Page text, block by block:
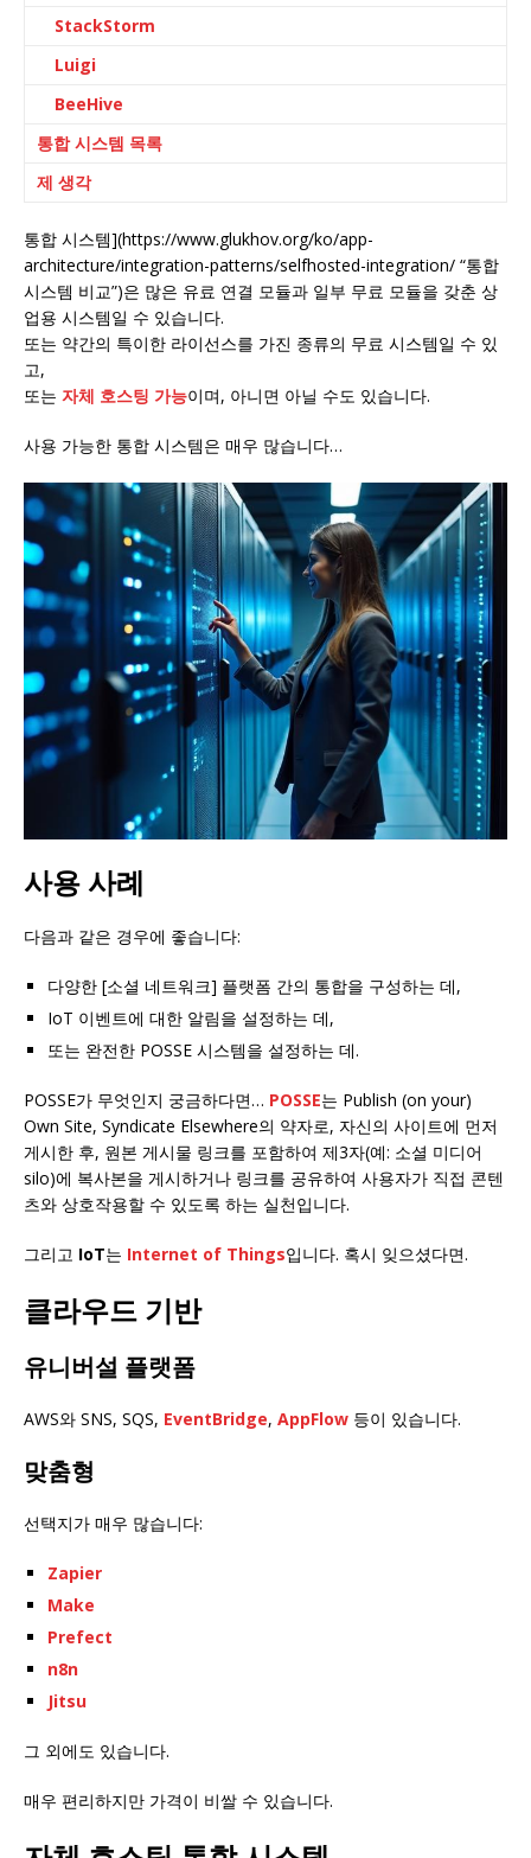
StackStorm
Luigi
BeeHive
통합 시스템 목록
제 생각
통합 시스템](https://www.glukhov.org/ko/app-
architecture/integration-patterns/selfhosted-integration/ “통합
시스템 비교”)은 많은 유료 연결 모듈과 일부 무료 모듈을 갖춘 상
업용 시스템일 수 있습니다.
또는 약간의 특이한 라이선스를 가진 종류의 무료 시스템일 수 있
고,
또는 자체 호스팅 가능이며, 아니면 아닐 수도 있습니다.
사용 가능한 통합 시스템은 매우 많습니다…
사용 사례
다음과 같은 경우에 좋습니다:
다양한 [소셜 네트워크] 플랫폼 간의 통합을 구성하는 데,
IoT 이벤트에 대한 알림을 설정하는 데,
또는 완전한 POSSE 시스템을 설정하는 데.
POSSE가 무엇인지 궁금하다면… POSSE는 Publish (on your)
Own Site, Syndicate Elsewhere의 약자로, 자신의 사이트에 먼저
게시한 후, 원본 게시물 링크를 포함하여 제3자(예: 소셜 미디어
silo)에 복사본을 게시하거나 링크를 공유하여 사용자가 직접 콘텐
츠와 상호작용할 수 있도록 하는 실천입니다.
그리고 IoT는 Internet of Things입니다. 혹시 잊으셨다면.
클라우드 기반
유니버설 플랫폼
AWS와 SNS, SQS, EventBridge, AppFlow 등이 있습니다.
맞춤형
선택지가 매우 많습니다:
Zapier
Make
Prefect
n8n
Jitsu
그 외에도 있습니다.
매우 편리하지만 가격이 비쌀 수 있습니다.